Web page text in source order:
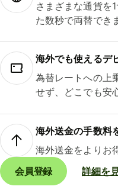
さまざまな通貨を
た数秒で両替でき
海外でも使えるデ
為替レートへの上
せず、どこでも安
海外送金の手数料
海外送金をよりお
会員登録
詳細を